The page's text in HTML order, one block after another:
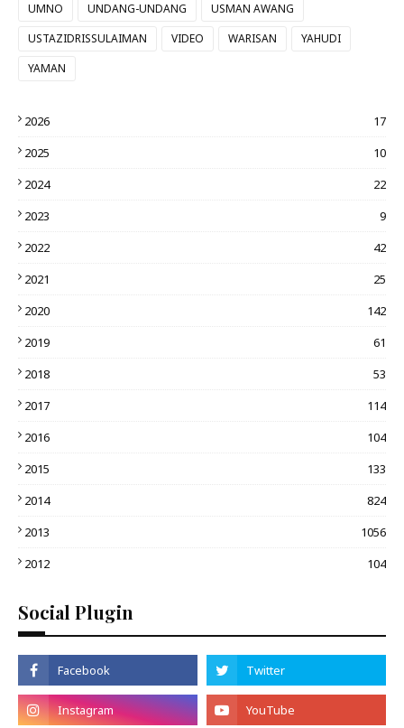
UMNO
UNDANG-UNDANG
USMAN AWANG
USTAZIDRISSULAIMAN
VIDEO WARISAN
YAHUDI
YAMAN
2026
17
2025
10
2024
22
2023
9
2022
42
2021
25
2020
142
2019
61
2018
53
2017
114
2016
104
2015
133
2014
824
2013
1056
2012
104
Social Plugin